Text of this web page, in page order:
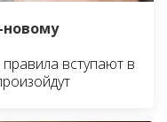
вступают в